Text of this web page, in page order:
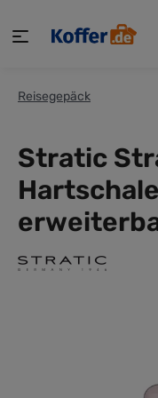
Reisegepäck
Stratic